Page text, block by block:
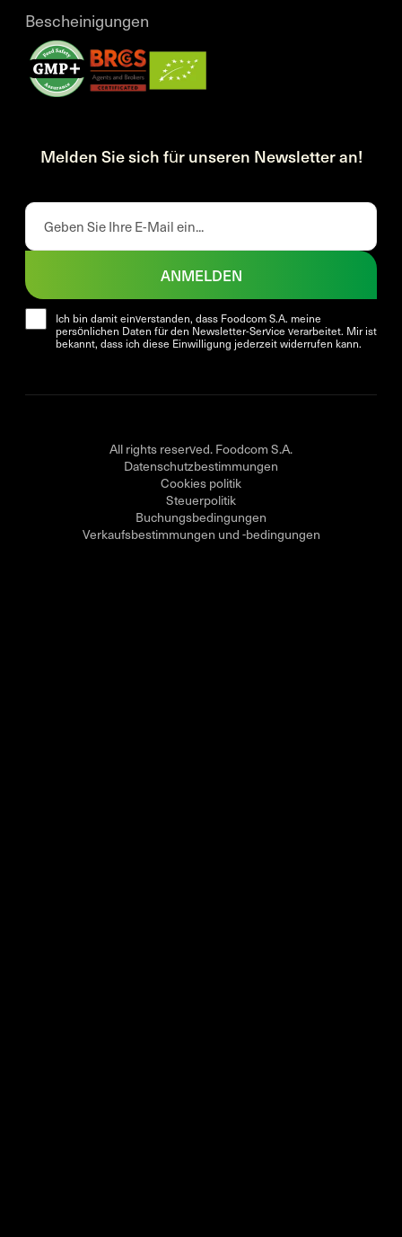
Bescheinigungen
Melden Sie sich für unseren Newsletter an!
Ich bin damit einverstanden, dass Foodcom S.A. meine
persönlichen Daten für den Newsletter-Service verarbeitet. Mir ist
bekannt, dass ich diese Einwilligung jederzeit widerrufen kann.
ANMELDEN
All rights reserved. Foodcom S.A.
Datenschutzbestimmungen
Cookies politik
Steuerpolitik
Buchungsbedingungen
Verkaufsbestimmungen und -bedingungen